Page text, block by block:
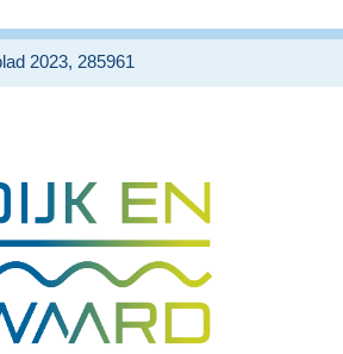
2023, 285961